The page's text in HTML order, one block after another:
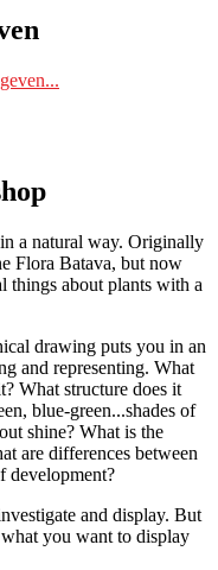
Wij reserveren dan een
Wij reserveren
, onder het kopje
geven
kan kiezen? Schrijf je
workshop die als prijs
‘workshop nog te
een workshop kan
de waarde).
a natural way. Originally
Flora Batava, but now
things about plants with a
drawing puts you in an
and representing. What
What structure does it
blue-green...shades of
shine? What is the
are differences between
development?
and display. But
you want to display